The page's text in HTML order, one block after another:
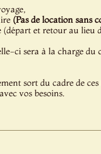
(Pas de location sans
et retour au lieu
ci sera à la charge
sort du cadre de
vos besoins.